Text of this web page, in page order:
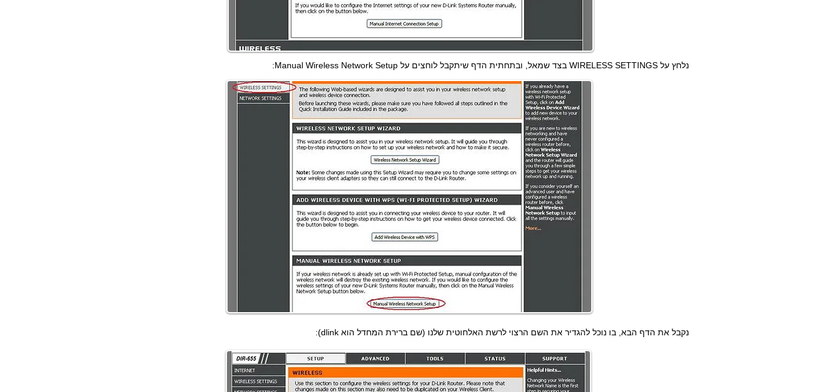
נלחץ על WIRELESS SETTINGS בצד שמאל, ובתחתית הדף שיתקבל לוחצים על Manual Wireless Network Setup:
נקבל את הדף הבא, בו נוכל להגדיר את השם הרצוי לרשת האלחוטית שלנו (שם ברירת המחדל הוא dlink):